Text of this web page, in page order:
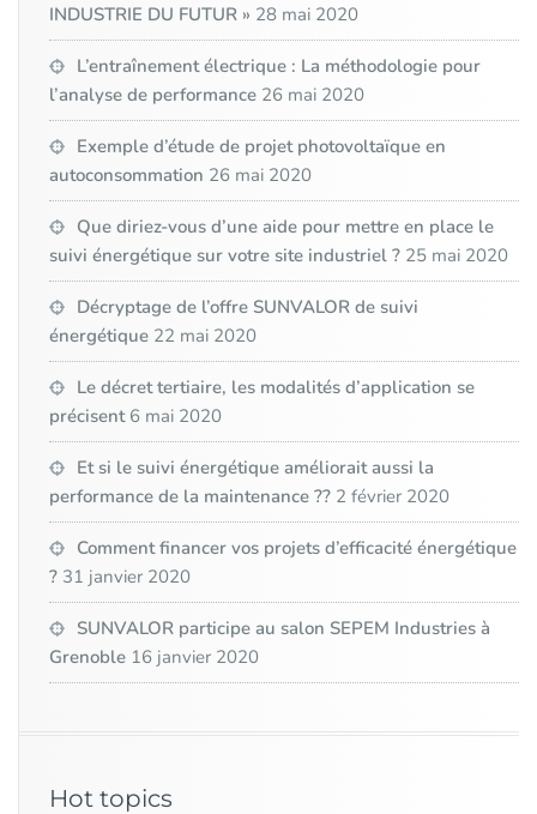
INDUSTRIE DU FUTUR » 28 mai 2020
L’entraînement électrique : La méthodologie pour
l’analyse de performance 26 mai 2020
Exemple d’étude de projet photovoltaïque en
autoconsommation 26 mai 2020
Que diriez-vous d’une aide pour mettre en place le
suivi énergétique sur votre site industriel ? 25 mai 2020
Décryptage de l’offre SUNVALOR de suivi
énergétique 22 mai 2020
Le décret tertiaire, les modalités d’application se
précisent 6 mai 2020
Et si le suivi énergétique améliorait aussi la
performance de la maintenance ?? 2 février 2020
Comment financer vos projets d’efficacité énergétique
? 31 janvier 2020
SUNVALOR participe au salon SEPEM Industries à
Grenoble 16 janvier 2020
Hot topics